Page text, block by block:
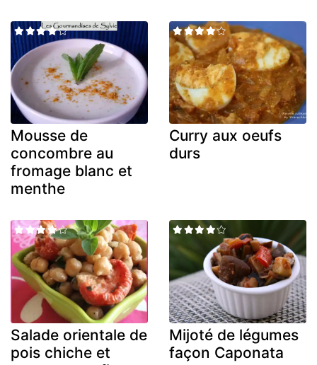
Mousse de
concombre au
fromage blanc et
menthe
Curry aux oeufs
durs
Salade orientale de
pois chiche et
Mijoté de légumes
façon Caponata